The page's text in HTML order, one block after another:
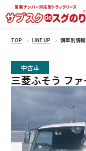
TOP LINE UP 個車別情報
中古車
三菱ふそう フ